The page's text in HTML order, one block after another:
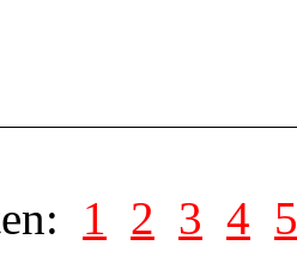
1 2 3 4 5